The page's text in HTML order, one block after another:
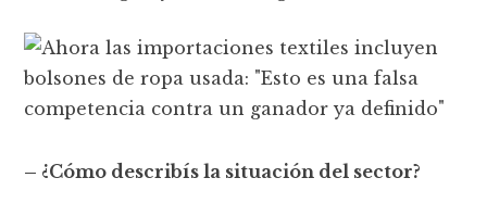
– ¿Cómo describís la situación del sector?